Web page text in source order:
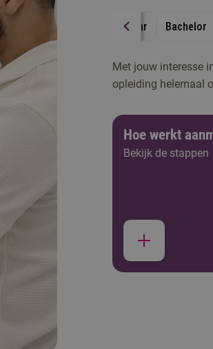
4 jaar Bachelor
Met jouw interesse
opleiding helemaal
Hoe werkt
Bekijk de stappen